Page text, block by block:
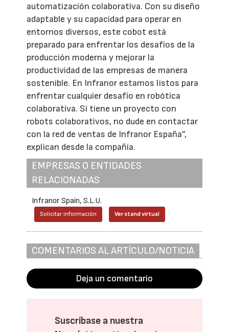
automatización colaborativa. Con su diseño
adaptable y su capacidad para operar en
entornos diversos, este cobot está
preparado para enfrentar los desafíos de la
producción moderna y mejorar la
productividad de las empresas de manera
sostenible. En Infranor estamos listos para
enfrentar cualquier desafío en robótica
colaborativa. Si tiene un proyecto con
robots colaborativos, no dude en contactar
con la red de ventas de Infranor España”,
explican desde la compañía.
EMPRESAS O ENTIDADES
RELACIONADAS
Infranor Spain, S.L.U.
Solicitar información Ver stand virtual
COMENTARIOS AL ARTÍCULO/NOTICIA
Deja un comentario
Suscríbase a nuestra